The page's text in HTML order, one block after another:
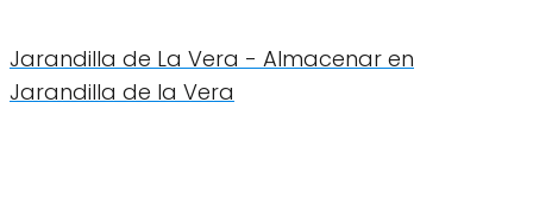
Jarandilla de La Vera - Almacenar en
Jarandilla de la Vera